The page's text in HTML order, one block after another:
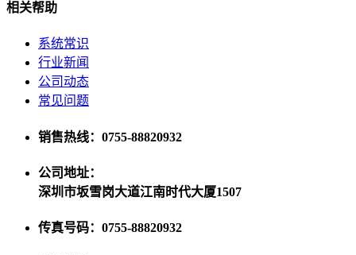
相关帮助
系统常识
行业新闻
公司动态
常见问题
销售热线：0755-88820932
公司地址：
深圳市坂雪岗大道江南时代大厦1507
传真号码：0755-88820932